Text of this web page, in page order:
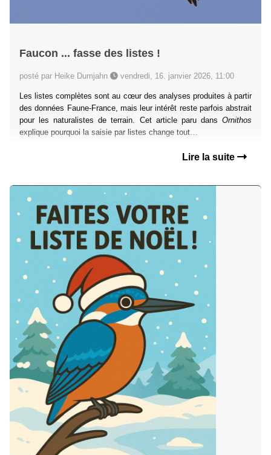
Faucon ... fasse des listes !
posté par Heike Dumjahn vendredi, 16. janvier 2026, 11:00
Les listes complètes sont au cœur des analyses produites à partir
des données Faune-France, mais leur intérêt reste parfois abstrait
pour les naturalistes de terrain. Cet article paru dans Ornithos
explique pourquoi la saisie par listes change tout…
Lire la suite